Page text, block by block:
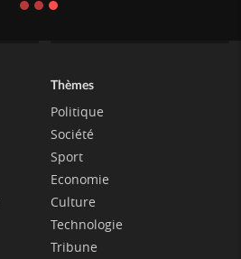
Thèmes
Politique
Société
Sport
Economie
Culture
Technologie
Tribune